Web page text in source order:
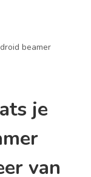
beamer
je
van